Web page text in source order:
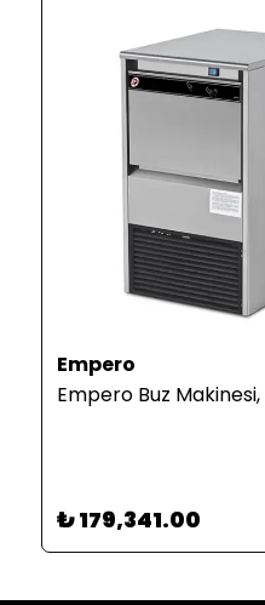
Empero
Empero Buz Makinesi,
₺ 179,341.00